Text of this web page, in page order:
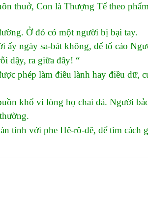
thuở, Con là Thượng Tế theo
Ở đó có một người bị bại tay.
ngày sa-bát không, để tố cáo
dậy, ra giữa đây! “
phép làm điều lành hay điều dữ,
khổ vì lòng họ chai đá. Người
tính với phe Hê-rô-đê, để tìm cách